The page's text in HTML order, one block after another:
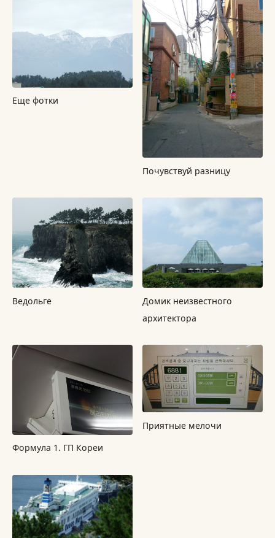
Еще фотки
Почувствуй разницу
Ведольге
Домик неизвестного
архитектора
Формула 1. ГП Кореи
Приятные мелочи